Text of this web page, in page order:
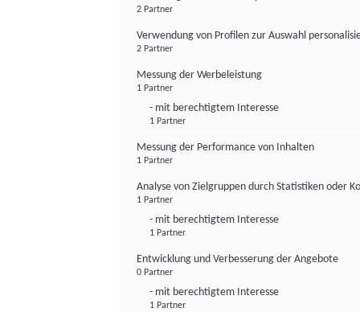
2 Partner
Verwendung von Profilen zur Auswahl
2 Partner
Messung der Werbeleistung
1 Partner
- mit berechtigtem Interesse
1 Partner
Messung der Performance von Inhalten
1 Partner
Analyse von Zielgruppen durch Statistiken oder
1 Partner
- mit berechtigtem Interesse
1 Partner
Entwicklung und Verbesserung der Angebote
0 Partner
- mit berechtigtem Interesse
1 Partner